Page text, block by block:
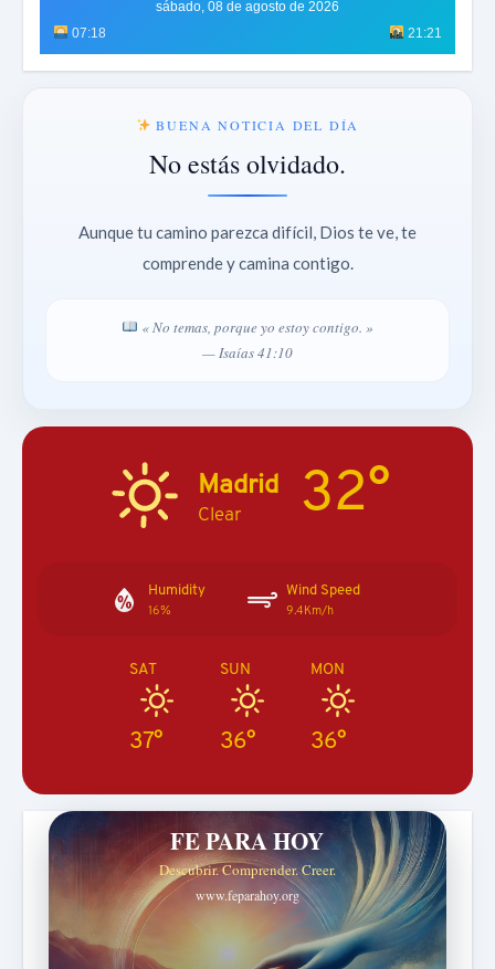
sábado, 08 de agosto de 2026
07:18
21:21
BUENA NOTICIA DEL DÍA
No estás olvidado.
Aunque tu camino parezca difícil, Dios te ve, te
comprende y camina contigo.
« No temas, porque yo estoy contigo. »
— Isaías 41:10
Madrid
Clear 32°
Humidity
16%
Wind Speed
9.4Km/h
SAT
37°
SUN
36°
MON
36°
FE PARA HOY
Descubrir. Comprender. Creer.
www.feparahoy.org